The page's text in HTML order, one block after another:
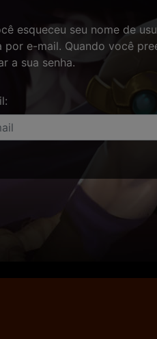
esqueceu seu nome de
por e-mail. Quando você
a sua senha.